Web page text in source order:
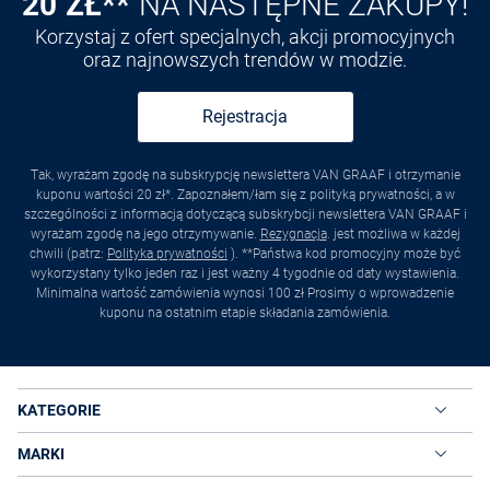
Korzystaj z ofert specjalnych, akcji promocyjnych
oraz najnowszych trendów w modzie.
Rejestracja
Tak, wyrażam zgodę na subskrypcję newslettera VAN GRAAF i otrzymanie
kuponu wartości 20 zł*. Zapoznałem/łam się z polityką prywatności, a w
szczególności z informacją dotyczącą subskrybcji newslettera VAN GRAAF i
wyrażam zgodę na jego otrzymywanie. Rezygnacja. jest możliwa w każdej
chwili (patrz: Polityka prywatności ). **Państwa kod promocyjny może być
wykorzystany tylko jeden raz i jest ważny 4 tygodnie od daty wystawienia.
Minimalna wartość zamówienia wynosi 100 zł Prosimy o wprowadzenie
kuponu na ostatnim etapie składania zamówienia.
KATEGORIE
MARKI